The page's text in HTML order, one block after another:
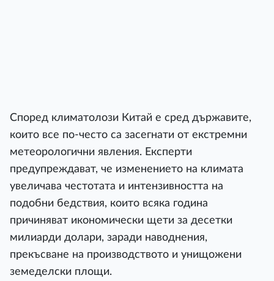
Според климатолози Китай е сред държавите,
които все по-често са засегнати от екстремни
метеорологични явления. Експерти
предупреждават, че изменението на климата
увеличава честотата и интензивността на
подобни бедствия, които всяка година
причиняват икономически щети за десетки
милиарди долари, заради наводнения,
прекъсване на производството и унищожени
земеделски площи.